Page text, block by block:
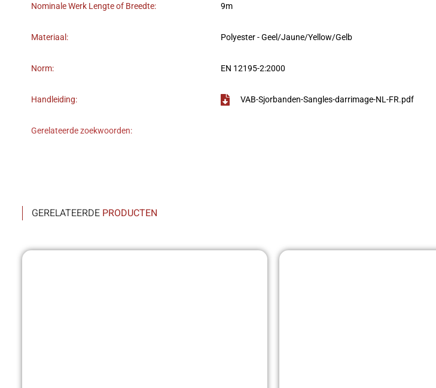
Nominale Werk Lengte of Breedte: 9m
Materiaal: Polyester - Geel/Jaune/Yellow/Gelb
Norm: EN 12195-2:2000
Handleiding: VAB-Sjorbanden-Sangles-darrimage-NL-FR.pdf
Gerelateerde zoekwoorden:
GERELATEERDE PRODUCTEN